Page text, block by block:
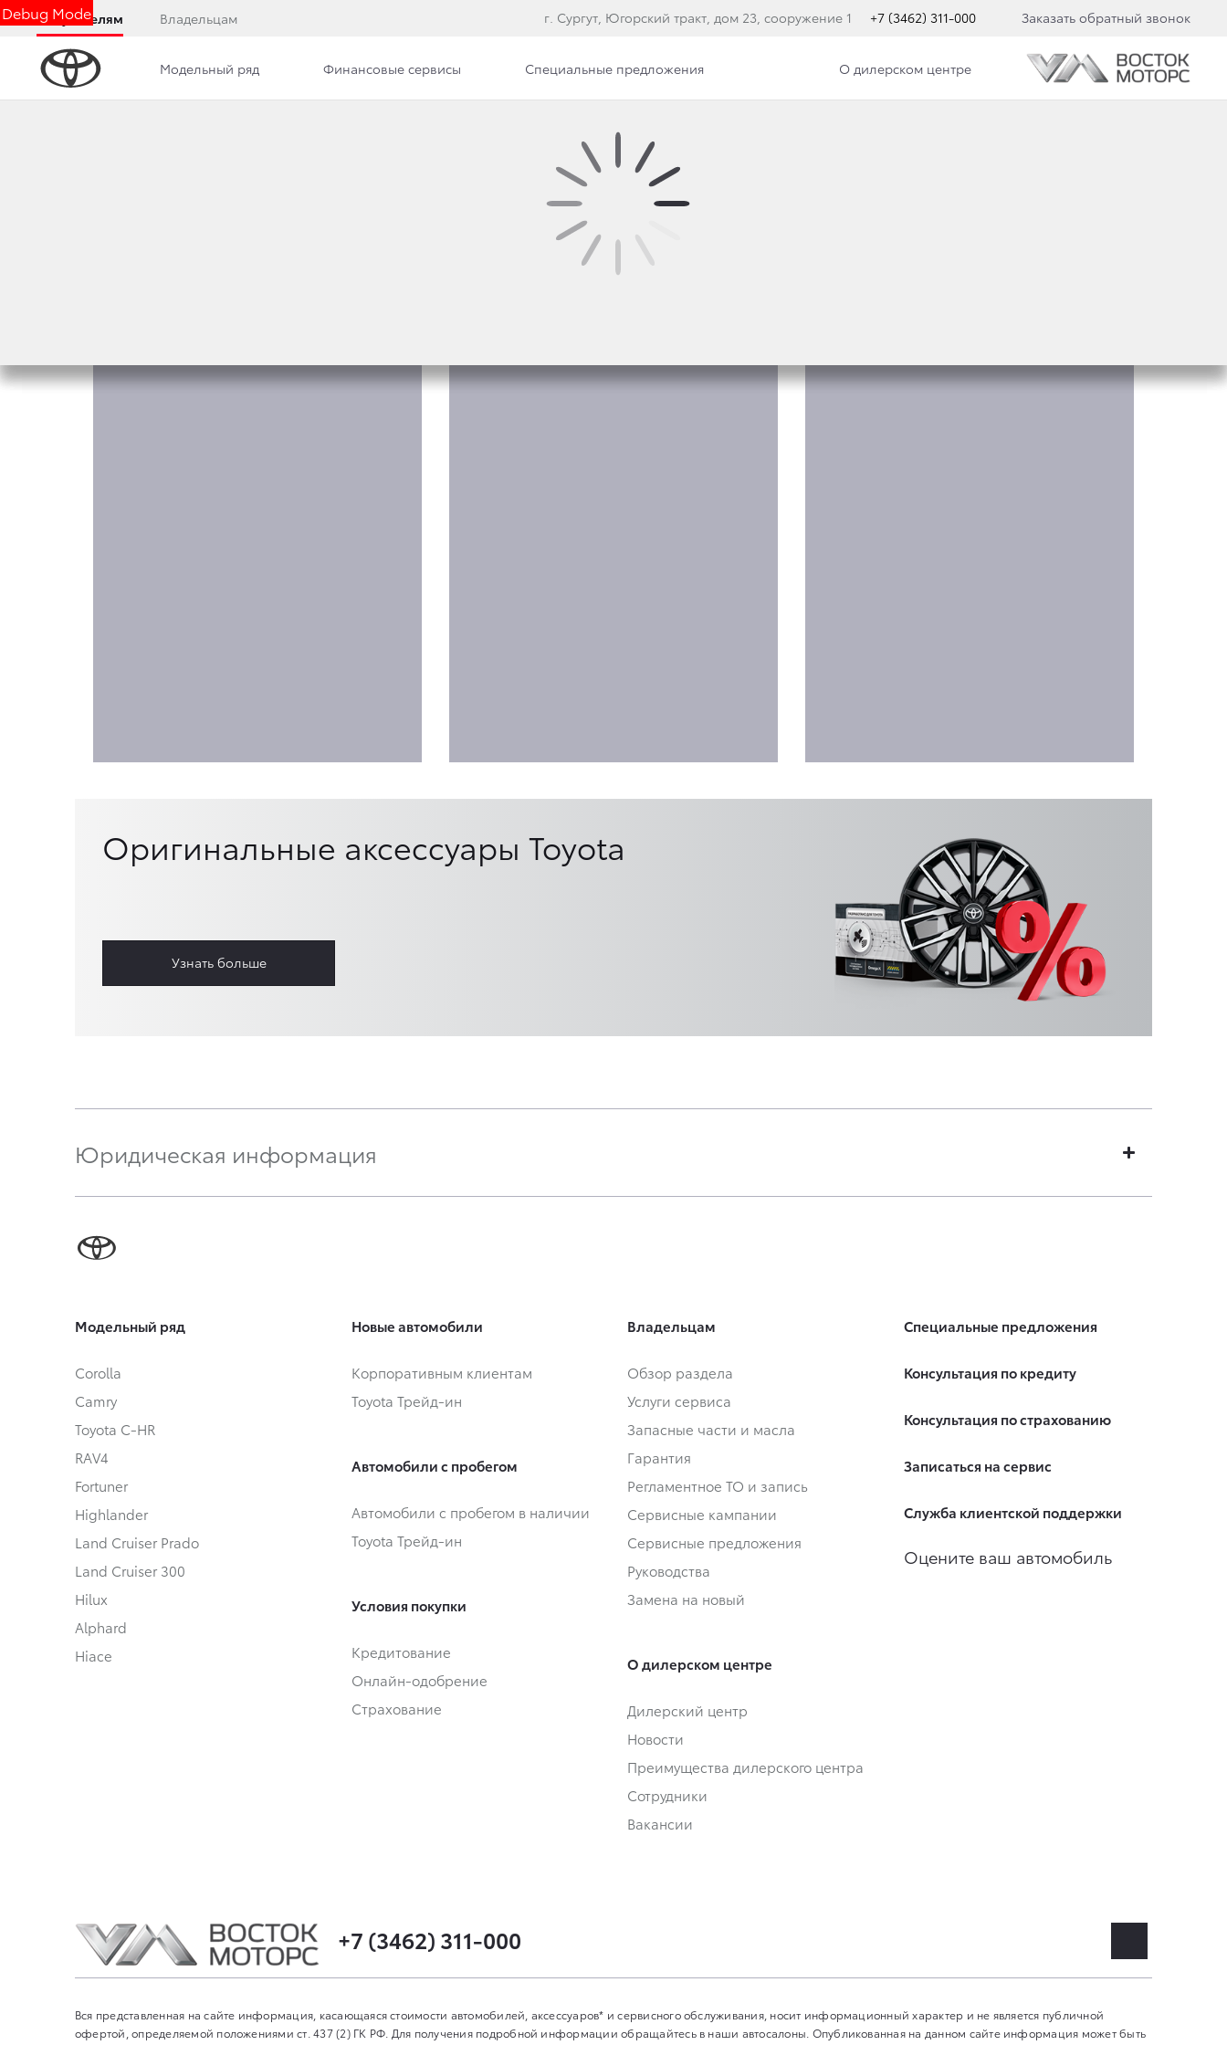
Debug Mode
Покупателям Владельцам г. Сургут, Югорский тракт, дом 23, сооружение 1 +7 (3462) 311-000 Заказать обратный звонок
Модельный ряд Финансовые сервисы Специальные предложения О дилерском центре
КОМПЛЕКТАЦИИ И ЦЕНЫ LAND CRUISER 300
Оригинальные аксессуары Toyota
Узнать больше
Юридическая информация
Модельный ряд
Corolla
Camry
Toyota C-HR
RAV4
Fortuner
Highlander
Land Cruiser Prado
Land Cruiser 300
Hilux
Alphard
Hiace
Новые автомобили
Корпоративным клиентам
Toyota Трейд-ин
Автомобили с пробегом
Автомобили с пробегом в наличии
Toyota Трейд-ин
Условия покупки
Кредитование
Онлайн-одобрение
Страхование
Владельцам
Обзор раздела
Услуги сервиса
Запасные части и масла
Гарантия
Регламентное ТО и запись
Сервисные кампании
Сервисные предложения
Руководства
Замена на новый
О дилерском центре
Дилерский центр
Новости
Преимущества дилерского центра
Сотрудники
Вакансии
Специальные предложения
Консультация по кредиту
Консультация по страхованию
Записаться на сервис
Служба клиентской поддержки
Оцените ваш автомобиль
+7 (3462) 311-000
Вся представленная на сайте информация, касающаяся стоимости автомобилей, аксессуаров* и сервисного обслуживания, носит информационный характер и не является публичной
офертой, определяемой положениями ст. 437 (2) ГК РФ. Для получения подробной информации обращайтесь в наши автосалоны. Опубликованная на данном сайте информация может быть